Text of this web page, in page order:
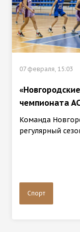
07 февраля, 15:03
чемпионата
Команда
регулярный
Спорт